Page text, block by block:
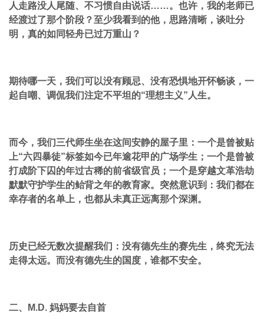
人走路没人尾随、不习惯自由说话……。也许，我的老师已
经渡过了那个阶段？至少我看到的他，思路清晰，谈吐分
明，真的如同轻舟已过万重山？
期待哪一天，我们可以没有顾忌、没有恐惧地开怀畅谈，一
起自嘲、调侃我们注定不平坦的“理想主义”人生。
而今，我们三代师生坐在这间安静的屋子里：一个是曾被贴
上“六四暴徒”标签如今已年逾花甲的广场学生；一个是曾被
打成阶下囚的年过古稀的前省级官员；一个是穿越文革浩劫
默默守护学生的鲐背之年的教育家。突然意识到：我们都在
幸存者的名单上，也都从未真正远离那个深渊。
历史已经无数次提醒我们：没有德先生的赛先生，终究无法
走得太远。而没有德先生的国度，谁都不安全。
二、M.D. 妈妈要去自首